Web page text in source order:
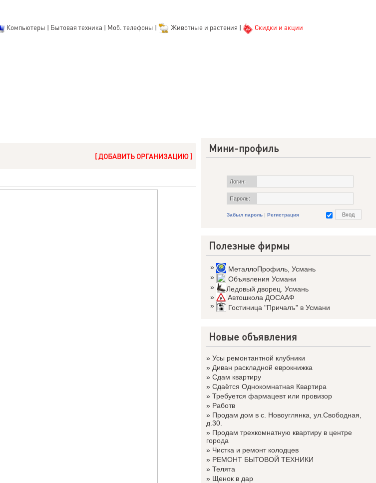
Компьютеры | Бытовая техника | Моб. телефоны | Животные и растения | Скидки и акции
[ ДОБАВИТЬ ОРГАНИЗАЦИЮ ]
Мини-профиль
Логин:
Пароль:
Забыл пароль | Регистрация
Полезные фирмы
» МеталлоПрофиль Усмань
»
Объявления Усмани
»
Ледовый дворец. Усмань
»
Автошкола ДОСААФ
»
Гостиница "Причалъ" в Усмани
Новые объявления
» Усы ремонтантной клубники
» Диван раскладной еврокнижка
» Сдам квартиру
» Сдаётся Однокомнатная Квартира
» Требуется фармацевт или провизор
» Работв
» Продам дом в с. Новоуглянка, ул.Свободная,
д.30.
» Продам трехкомнатную квартиру в центре
города
» Чистка и ремонт колодцев
» РЕМОНТ БЫТОВОЙ ТЕХНИКИ
» Телята
» Щенок в дар